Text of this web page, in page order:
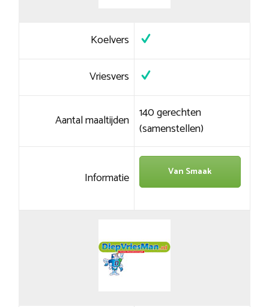
Koelvers
Vriesvers
Aantal maaltijden 140 gerechten
(samenstellen)
Informatie Van Smaak